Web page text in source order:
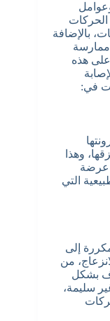
الحركات
بالإضافة
ممارسة
على هذه
في:
وهذا
عرضة
التي
إلى
من
بشكل
سليمة،